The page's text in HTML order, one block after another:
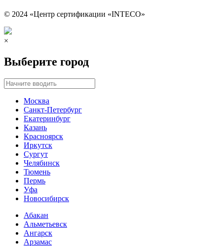
© 2024 «Центр сертификации «INTECO»
×
Выберите город
Москва
Санкт-Петербург
Екатеринбург
Казань
Красноярск
Иркутск
Сургут
Челябинск
Тюмень
Пермь
Уфа
Новосибирск
Абакан
Альметьевск
Ангарск
Арзамас